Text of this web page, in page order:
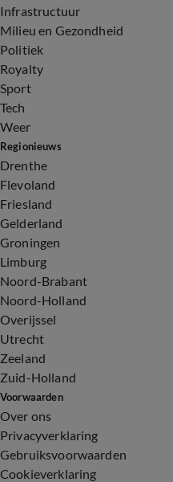
Infrastructuur
Milieu en Gezondheid
Politiek
Royalty
Sport
Tech
Weer
Regionieuws
Drenthe
Flevoland
Friesland
Gelderland
Groningen
Limburg
Noord-Brabant
Noord-Holland
Overijssel
Utrecht
Zeeland
Zuid-Holland
Voorwaarden
Over ons
Privacyverklaring
Gebruiksvoorwaarden
Cookieverklaring